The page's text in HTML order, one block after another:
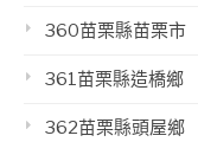
360苗栗縣苗栗市
361苗栗縣造橋鄉
362苗栗縣頭屋鄉